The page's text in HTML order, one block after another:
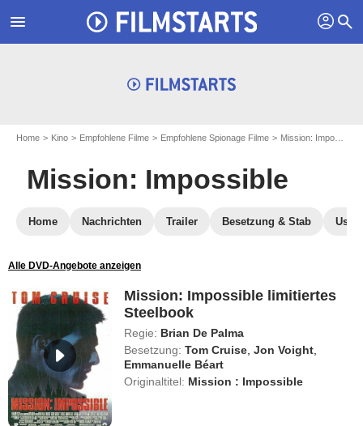
menu profil search
Home Kino Empfohlene Filme Empfohlene Spionage Filme Mission: Impossible
Mission: Impossible
Home Nachrichten Trailer Besetzung & Stab
Alle DVD-Angebote anzeigen
Mission: Impossible limitiertes
Steelbook
Regie: Brian De Palma
Besetzung: Tom Cruise ,Jon Voight
Emmanuelle Béart
Originaltitel: Mission : Impossible